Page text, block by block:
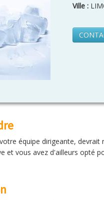
Ville :
équipe dirigeante,
et vous avez d'ailleurs opté